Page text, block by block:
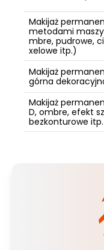
Makijaż
metodami
mbre, pudrowe,
xelowe itp.)
Makijaż
górna dekoracyjna
Makijaż
D, ombre, efekt
bezkonturowe itp.